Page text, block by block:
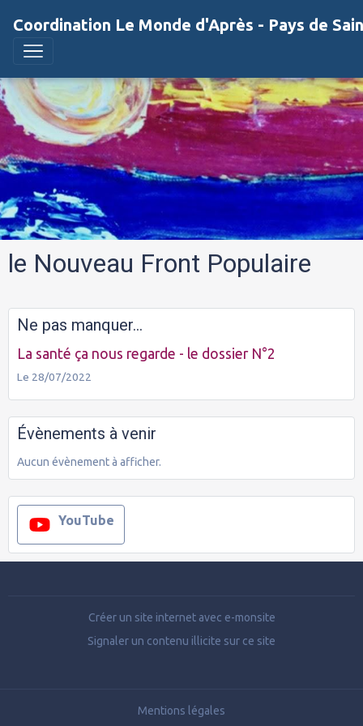
Coordination Le Monde d'Après - Pays de
le Nouveau Front Populaire
Ne pas manquer...
La santé ça nous regarde - le dossier N°2
Le 28/07/2022
Évènements à venir
Aucun évènement à afficher.
YouTube
Créer un site internet avec e-monsite
Signaler un contenu illicite sur ce site
Mentions légales